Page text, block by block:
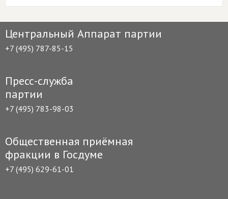
Центральный Аппарат партии
+7 (495) 787-85-15
Пресс-служба
партии
+7 (495) 783-98-03
Общественная приёмная
фракции в Госдуме
+7 (495) 629-61-01